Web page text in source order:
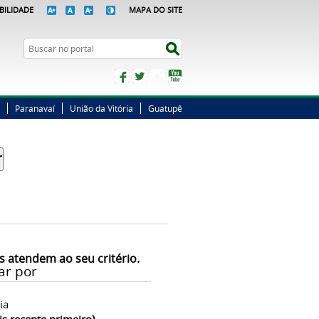
MAPA DO SITE
Busca
FacebookTwitterInstagram
Paranavaí União da Vitória Guatupê
atendem ao seu critério.
por